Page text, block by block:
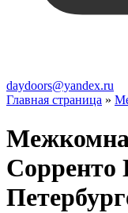
daydoors@yandex.ru
Главная страница »